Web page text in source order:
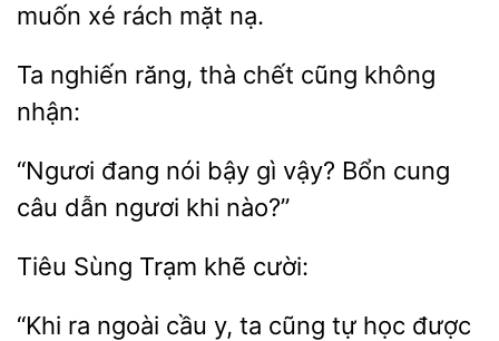
muốn xé rách mặt nạ.
răng, thà chết cũng
nhận:
“Ngươi đang nói bậy vậy?
cung
câu
ngươi khi nào?”
Tiêu khẽ
“Khi ra ngoài cầu y, ta
tự học được